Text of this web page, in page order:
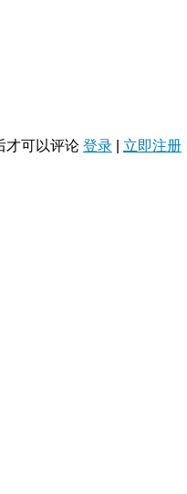
才可以评论 登录 立即注册